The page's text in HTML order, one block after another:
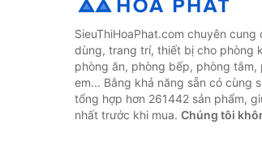
SieuThiHoaPhat.com chuyên
dùng, trang trí, thiết bị cho phòng
phòng ăn, phòng bếp, phòng
em... Bằng khả năng sẵn có cùng
tổng hợp hơn 261442 sản phẩm,
nhất trước khi mua. Chúng tôi